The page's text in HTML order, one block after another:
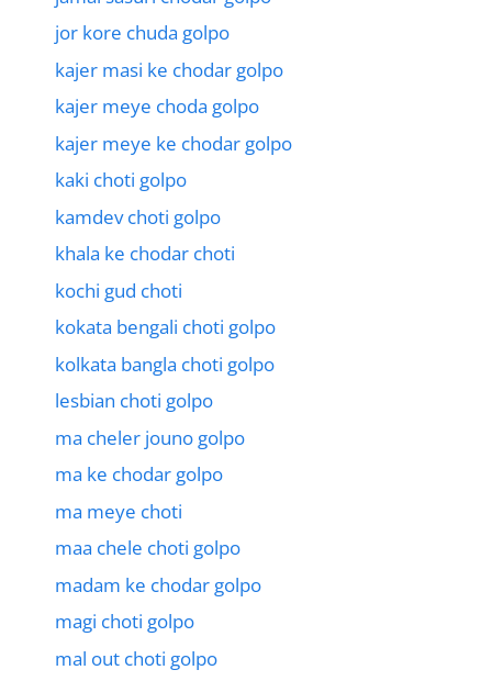
jor kore chuda golpo
kajer masi ke chodar golpo
kajer meye choda golpo
kajer meye ke chodar golpo
kaki choti golpo
kamdev choti golpo
khala ke chodar choti
kochi gud choti
kokata bengali choti golpo
kolkata bangla choti golpo
lesbian choti golpo
ma cheler jouno golpo
ma ke chodar golpo
ma meye choti
maa chele choti golpo
madam ke chodar golpo
magi choti golpo
mal out choti golpo